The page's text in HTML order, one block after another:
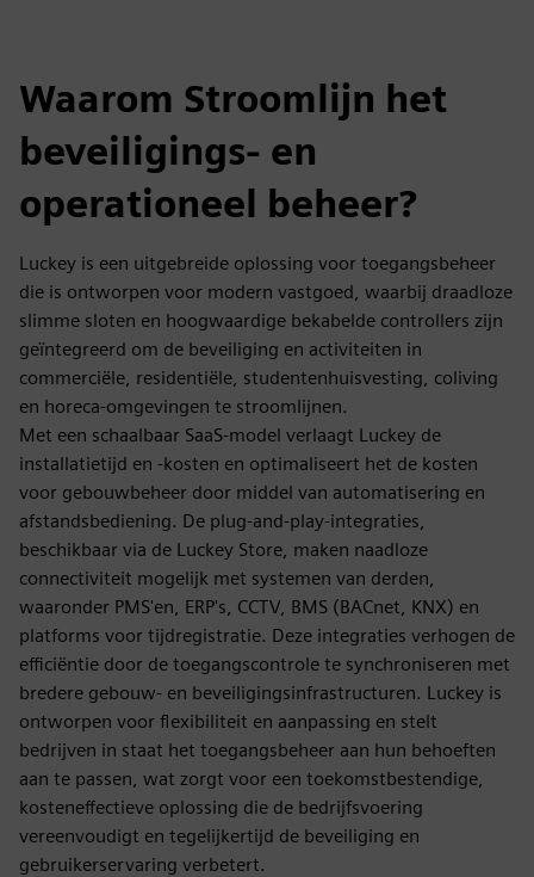
Waarom Stroomlijn het
beveiligings- en
operationeel beheer?
Luckey is een uitgebreide oplossing voor toegangsbeheer
die is ontworpen voor modern vastgoed, waarbij draadloze
slimme sloten en hoogwaardige bekabelde controllers zijn
geïntegreerd om de beveiliging en activiteiten in
commerciële, residentiële, studentenhuisvesting, coliving
en horeca-omgevingen te stroomlijnen.
Met een schaalbaar SaaS-model verlaagt Luckey de
installatietijd en -kosten en optimaliseert het de kosten
voor gebouwbeheer door middel van automatisering en
afstandsbediening. De plug-and-play-integraties,
beschikbaar via de Luckey Store, maken naadloze
connectiviteit mogelijk met systemen van derden,
waaronder PMS'en, ERP's, CCTV, BMS (BACnet, KNX) en
platforms voor tijdregistratie. Deze integraties verhogen de
efficiëntie door de toegangscontrole te synchroniseren met
bredere gebouw- en beveiligingsinfrastructuren. Luckey is
ontworpen voor flexibiliteit en aanpassing en stelt
bedrijven in staat het toegangsbeheer aan hun behoeften
aan te passen, wat zorgt voor een toekomstbestendige,
kosteneffectieve oplossing die de bedrijfsvoering
vereenvoudigt en tegelijkertijd de beveiliging en
gebruikerservaring verbetert.